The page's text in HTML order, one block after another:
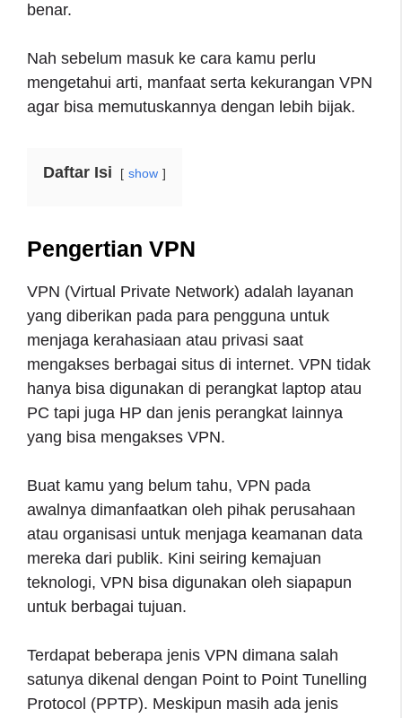
benar.
Nah sebelum masuk ke cara kamu perlu
mengetahui arti, manfaat serta kekurangan VPN
agar bisa memutuskannya dengan lebih bijak.
Daftar Isi show
Pengertian VPN
VPN (Virtual Private Network) adalah layanan
yang diberikan pada para pengguna untuk
menjaga kerahasiaan atau privasi saat
mengakses berbagai situs di internet. VPN tidak
hanya bisa digunakan di perangkat laptop atau
PC tapi juga HP dan jenis perangkat lainnya
yang bisa mengakses VPN.
Buat kamu yang belum tahu, VPN pada
awalnya dimanfaatkan oleh pihak perusahaan
atau organisasi untuk menjaga keamanan data
mereka dari publik. Kini seiring kemajuan
teknologi, VPN bisa digunakan oleh siapapun
untuk berbagai tujuan.
Terdapat beberapa jenis VPN dimana salah
satunya dikenal dengan Point to Point Tunelling
Protocol (PPTP). Meskipun masih ada jenis